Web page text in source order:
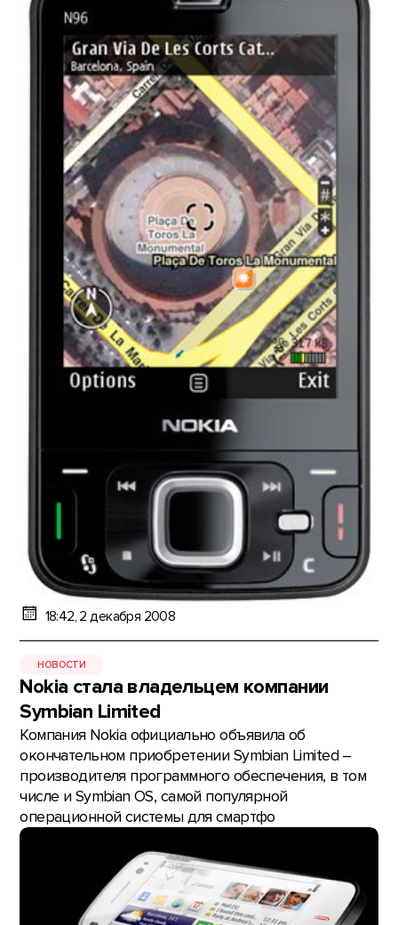
18:42, 2 декабря 2008
НОВОСТИ
Nokia стала владельцем компании
Symbian Limited
Компания Nokia официально объявила об
окончательном приобретении Symbian Limited –
производителя программного обеспечения, в том
числе и Symbian OS, самой популярной
операционной системы для смартфо